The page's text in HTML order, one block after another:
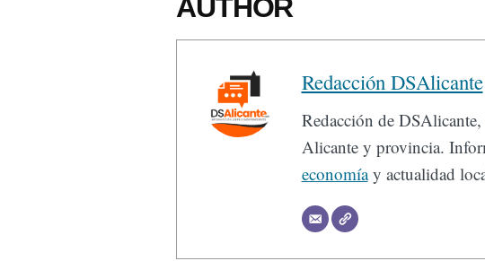
AUTHOR
Redacción DSAlicante
Redacción de
Alicante y provincia.
economíay actualidad